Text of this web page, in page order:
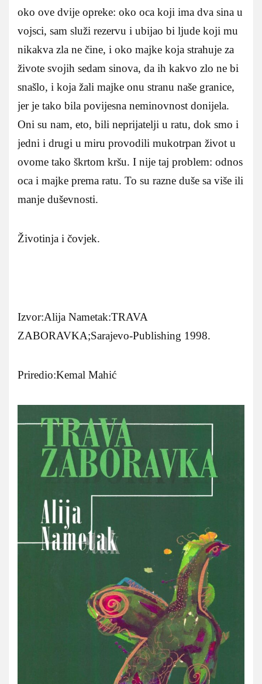
oko ove dvije opreke: oko oca koji ima dva sina u
vojsci, sam služi rezervu i ubijao bi ljude koji mu
nikakva zla ne čine, i oko majke koja strahuje za
živote svojih sedam sinova, da ih kakvo zlo ne bi
snašlo, i koja žali majke onu stranu naše granice,
jer je tako bila povijesna neminovnost donijela.
Oni su nam, eto, bili neprijatelji u ratu, dok smo i
jedni i drugi u miru provodili mukotrpan život u
ovome tako škrtom kršu. I nije taj problem: odnos
oca i majke prema ratu. To su razne duše sa više ili
manje duševnosti.
Životinja i čovjek.
Izvor:Alija Nametak:TRAVA
ZABORAVKA;Sarajevo-Publishing 1998.
Priredio:Kemal Mahić